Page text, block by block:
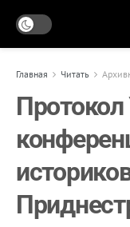
Главная Читать